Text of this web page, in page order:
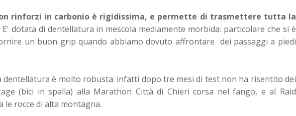
rinforzi in carbonio è rigidissima, e permette di trasmettere tutta la
E' dotata di dentellatura in mescola mediamente morbida: particolare che si è
un buon grip quando abbiamo dovuto affrontare dei passaggi a piedi
dentellatura è molto robusta: infatti dopo tre mesi di test non ha risentito dei
(bici in spalla) alla Marathon Città di Chieri corsa nel fango, e al Raid
le rocce di alta montagna.